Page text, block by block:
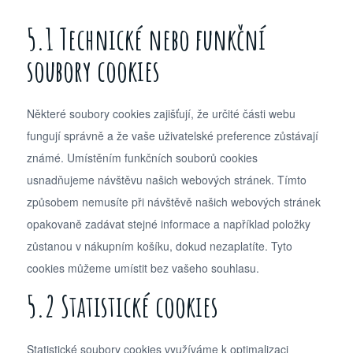
5.1 Technické nebo funkční
soubory cookies
Některé soubory cookies zajišťují, že určité části webu
fungují správně a že vaše uživatelské preference zůstávají
známé. Umístěním funkčních souborů cookies
usnadňujeme návštěvu našich webových stránek. Tímto
způsobem nemusíte při návštěvě našich webových stránek
opakovaně zadávat stejné informace a například položky
zůstanou v nákupním košíku, dokud nezaplatíte. Tyto
cookies můžeme umístit bez vašeho souhlasu.
5.2 Statistické cookies
Statistické soubory cookies využíváme k optimalizaci